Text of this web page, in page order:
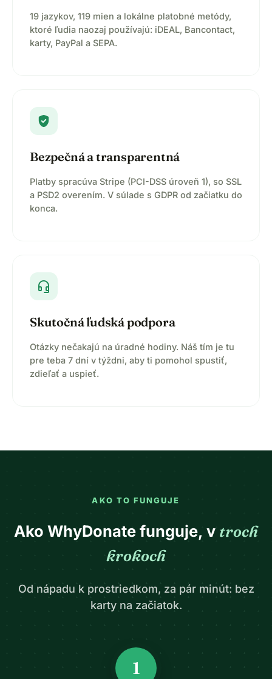
19 jazykov, 119 mien a lokálne platobné metódy,
ktoré ľudia naozaj používajú: iDEAL, Bancontact,
karty, PayPal a SEPA.
verified_user
Bezpečná a transparentná
Platby spracúva Stripe (PCI-DSS úroveň 1), so SSL
a PSD2 overením. V súlade s GDPR od začiatku do
konca.
headset_mic
Skutočná ľudská podpora
Otázky nečakajú na úradné hodiny. Náš tím je tu
pre teba 7 dní v týždni, aby ti pomohol spustiť,
zdieľať a uspieť.
AKO TO FUNGUJE
Ako WhyDonate funguje, v troch
krokoch
Od nápadu k prostriedkom, za pár minút: bez
karty na začiatok.
1